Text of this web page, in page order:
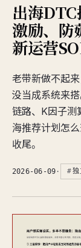
出海
激励、防
新运营
老带新做不起
没当成系统来
链路、K因子测
海推荐计划怎
收尾。
2026-06-09 · 独